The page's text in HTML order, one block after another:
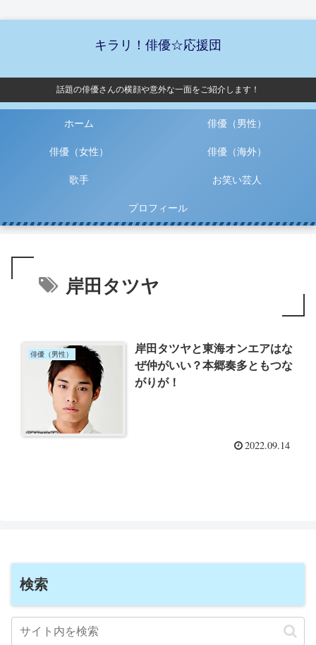
キラリ！俳優☆応援団
話題の俳優さんの横顔や意外な一面をご紹介します！
ホーム 俳優（男性）
俳優（女性） 俳優（海外）
歌手 お笑い芸人
プロフィール
岸田タツヤ
俳優（男性）
岸田タツヤと東海オンエアはな
ぜ仲がいい？本郷奏多ともつな
がりが！
2022.09.14
検索